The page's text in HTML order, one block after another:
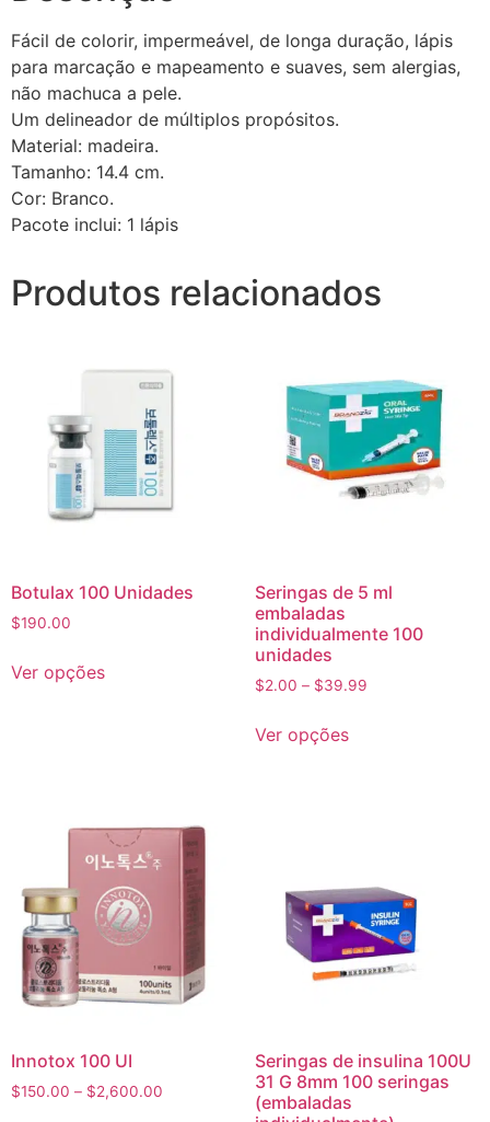
Fácil de colorir, impermeável, de longa duração, lápis
para marcação e mapeamento e suaves, sem alergias,
não machuca a pele.
Um delineador de múltiplos propósitos.
Material: madeira.
Tamanho: 14.4 cm.
Cor: Branco.
Pacote inclui: 1 lápis
Produtos relacionados
Botulax 100 Unidades
$190.00
Ver opções
Seringas de 5 ml
embaladas
individualmente 100
unidades
$2.00 – $39.99
Ver opções
Innotox 100 UI
$150.00 – $2,600.00
Seringas de insulina 100U
31 G 8mm 100 seringas
(embaladas